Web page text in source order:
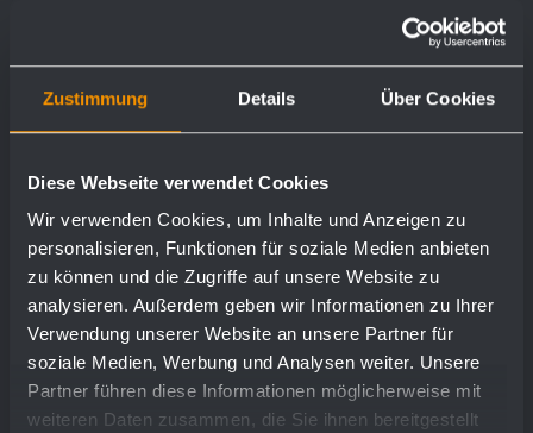
Zustimmung Details Über Cookies
Diese Webseite verwendet Cookies
Wir verwenden Cookies, um Inhalte und Anzeigen zu
personalisieren, Funktionen für soziale Medien anbieten
zu können und die Zugriffe auf unsere Website zu
analysieren. Außerdem geben wir Informationen zu Ihrer
Verwendung unserer Website an unsere Partner für
soziale Medien, Werbung und Analysen weiter. Unsere
Partner führen diese Informationen möglicherweise mit
weiteren Daten zusammen, die Sie ihnen bereitgestellt
Paper towel dispenser WP114
298 x 298 x 120 mm
ca. 250 paper towels
show more